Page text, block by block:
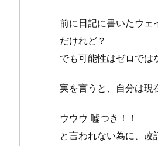
前に日記に書いたウェ
だけれど？
でも可能性はゼロでは
実を言うと、自分は現
ウウウ 嘘つき！！
と言われない為に、